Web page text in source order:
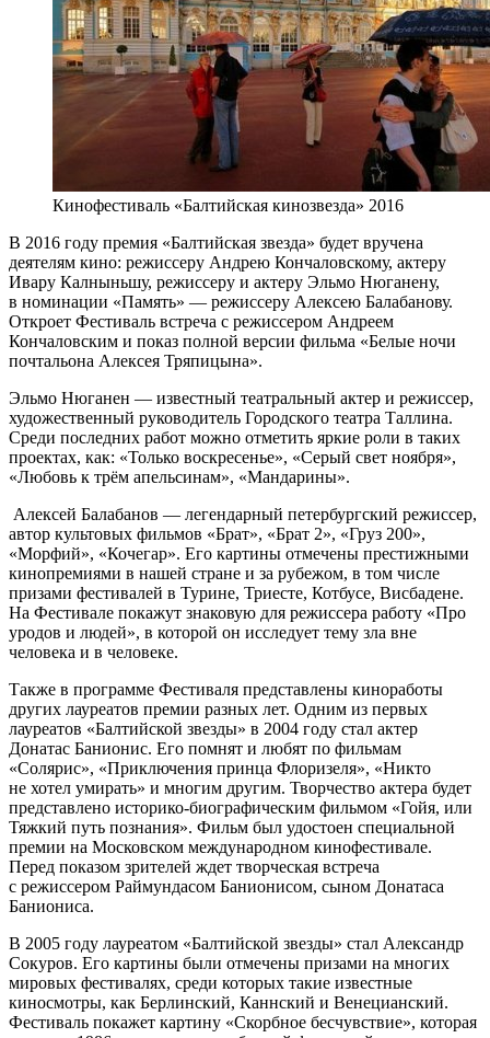
Кинофестиваль «Балтийская кинозвезда» 2016
В 2016 году премия «Балтийская звезда» будет вручена
деятелям кино: режиссеру Андрею Кончаловскому, актеру
Ивару Калныньшу, режиссеру и актеру Эльмо Нюганену,
в номинации «Память» — режиссеру Алексею Балабанову.
Откроет Фестиваль встреча с режиссером Андреем
Кончаловским и показ полной версии фильма «Белые ночи
почтальона Алексея Тряпицына».
Эльмо Нюганен — известный театральный актер и режиссер,
художественный руководитель Городского театра Таллина.
Среди последних работ можно отметить яркие роли в таких
проектах, как: «Только воскресенье», «Серый свет ноября»,
«Любовь к трём апельсинам», «Мандарины».
Алексей Балабанов — легендарный петербургский режиссер,
автор культовых фильмов «Брат», «Брат 2», «Груз 200»,
«Морфий», «Кочегар». Его картины отмечены престижными
кинопремиями в нашей стране и за рубежом, в том числе
призами фестивалей в Турине, Триесте, Котбусе, Висбадене.
На Фестивале покажут знаковую для режиссера работу «Про
уродов и людей», в которой он исследует тему зла вне
человека и в человеке.
Также в программе Фестиваля представлены киноработы
других лауреатов премии разных лет. Одним из первых
лауреатов «Балтийской звезды» в 2004 году стал актер
Донатас Банионис. Его помнят и любят по фильмам
«Солярис», «Приключения принца Флоризеля», «Никто
не хотел умирать» и многим другим. Творчество актера будет
представлено историко-биографическим фильмом «Гойя, или
Тяжкий путь познания». Фильм был удостоен специальной
премии на Московском международном кинофестивале.
Перед показом зрителей ждет творческая встреча
с режиссером Раймундасом Банионисом, сыном Донатаса
Баниониса.
В 2005 году лауреатом «Балтийской звезды» стал Александр
Сокуров. Его картины были отмечены призами на многих
мировых фестивалях, среди которых такие известные
киносмотры, как Берлинский, Каннский и Венецианский.
Фестиваль покажет картину «Скорбное бесчувствие», которая